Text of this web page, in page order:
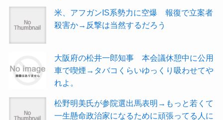
米、アフガンIS系勢力に空爆 報復で立案者
殺害か→反撃は当然するだろう
大阪府の松井一郎知事 本会議休憩中に公用
車で喫煙→タバコくらいゆっくり吸わせてや
れよ。
松野明美氏が参院選出馬表明→もっと若くて
一生懸命政治家になるために頑張ってる人に